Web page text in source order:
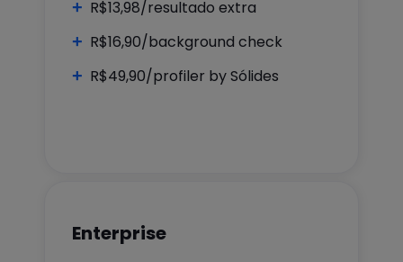
+ R$13,98/resultado extra
+ R$16,90/background check
+ R$49,90/profiler by Sólides
Enterprise